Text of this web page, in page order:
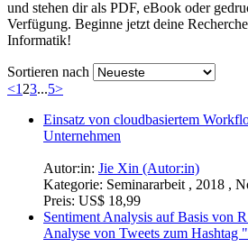
und stehen dir als PDF, eBook oder
Verfügung. Beginne jetzt deine
Informatik!
Sortieren nach
<123...5>
Einsatz von cloudbasiertem
Unternehmen
Autor:in:Jie Xin (Autor:in)
Kategorie: Seminararbeit , 2018 ,
Preis:US$ 18,99
Sentiment Analysis auf Basis von R